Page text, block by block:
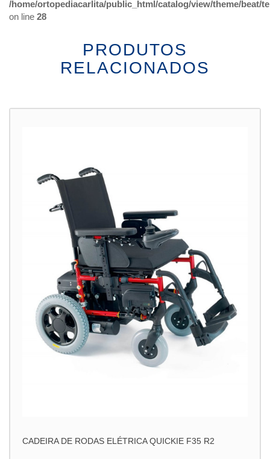
/home/ortopediacarlita/public_html/catalog/view/theme/beat/
on line 28
PRODUTOS
RELACIONADOS
CADEIRA DE RODAS ELÉTRICA QUICKIE F35 R2